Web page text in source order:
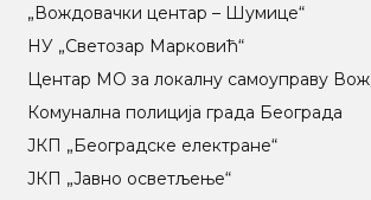
„Вождовачки центар – Шумице“
НУ „Светозар Марковић“
Центар МO за локалну самоуправу
Комунална полиција града Београда
ЈКП „Београдске електране“
ЈКП „Јавно осветљење“